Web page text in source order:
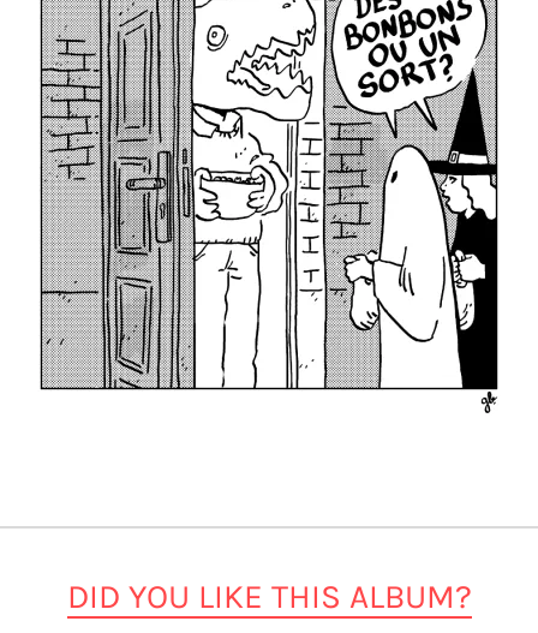
DID YOU LIKE THIS ALBUM?